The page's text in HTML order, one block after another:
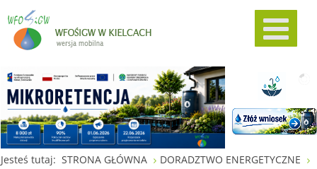
Jesteś tutaj: STRONA GŁÓWNA
DORADZTWO ENERGETYCZNE